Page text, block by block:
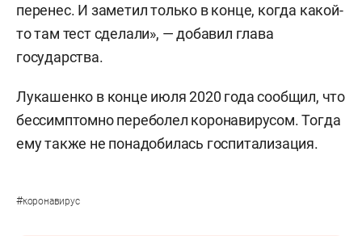
перенес. И заметил только в конце, когда какой-
то там тест сделали», — добавил глава
государства.
Лукашенко в конце июля 2020 года сообщил, что
бессимптомно переболел коронавирусом. Тогда
ему также не понадобилась госпитализация.
#коронавирус